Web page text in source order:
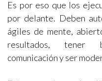
Es por eso que los
por delante. Deben
ágiles de mente,
resultados, tener
comunicación y ser